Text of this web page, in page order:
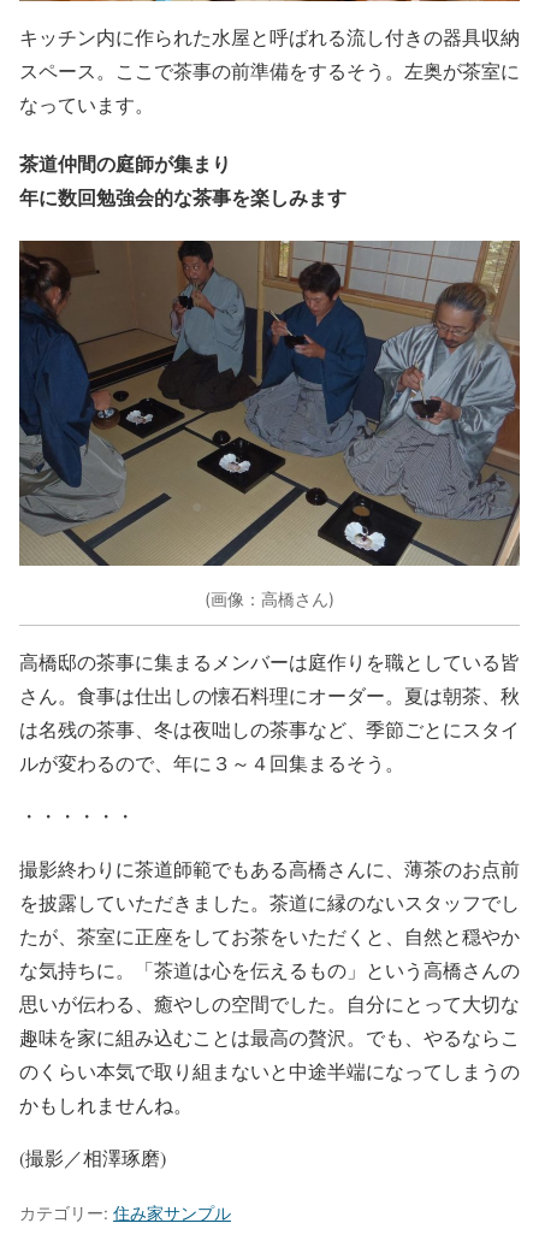
キッチン内に作られた水屋と呼ばれる流し付きの器具収納
スペース。ここで茶事の前準備をするそう。左奥が茶室に
なっています。
茶道仲間の庭師が集まり
年に数回勉強会的な茶事を楽しみます
(画像：高橋さん)
高橋邸の茶事に集まるメンバーは庭作りを職としている皆
さん。食事は仕出しの懐石料理にオーダー。夏は朝茶、秋
は名残の茶事、冬は夜咄しの茶事など、季節ごとにスタイ
ルが変わるので、年に３～４回集まるそう。
・・・・・・
撮影終わりに茶道師範でもある高橋さんに、薄茶のお点前
を披露していただきました。茶道に縁のないスタッフでし
たが、茶室に正座をしてお茶をいただくと、自然と穏やか
な気持ちに。「茶道は心を伝えるもの」という高橋さんの
思いが伝わる、癒やしの空間でした。自分にとって大切な
趣味を家に組み込むことは最高の贅沢。でも、やるならこ
のくらい本気で取り組まないと中途半端になってしまうの
かもしれませんね。
(撮影／相澤琢磨)
カテゴリー: 住み家サンプル